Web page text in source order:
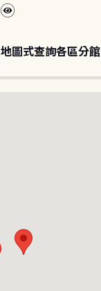
地圖式查詢各區分館